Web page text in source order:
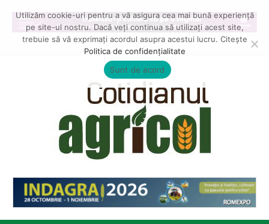
Utilizăm cookie-uri pentru a vă asigura cea mai bună experiență
pe site-ul nostru. Dacă veți continua să utilizați acest site,
trebuie să vă exprimați acordul asupra acestui lucru. Citește
Politica de confidențialitate
Sunt de acord